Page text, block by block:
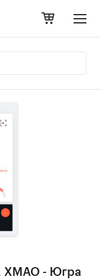
ХМАО - Югра